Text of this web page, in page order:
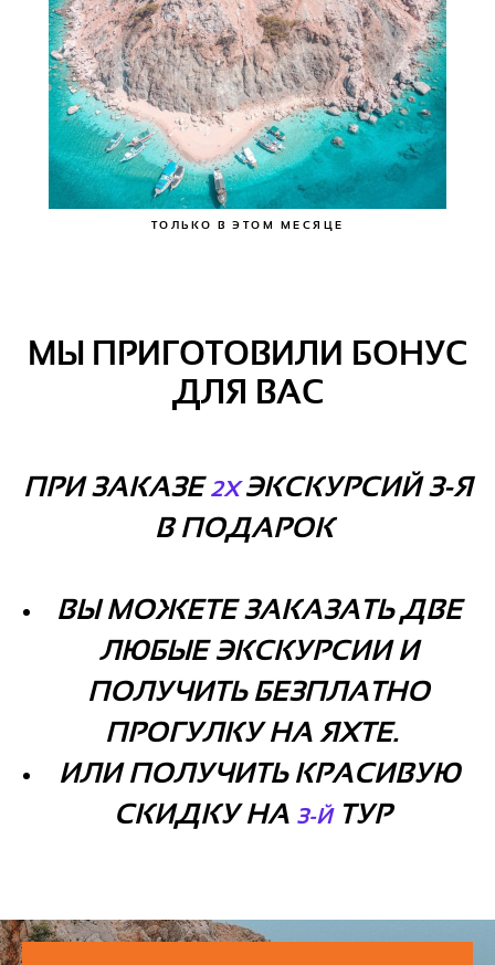
ТОЛЬКО В ЭТОМ МЕСЯЦЕ
МЫ ПРИГОТОВИЛИ БОНУС
ДЛЯ ВАС
ПРИ ЗАКАЗЕ2ХЭКСКУРСИЙ 3-Я
В ПОДАРОК
ВЫ МОЖЕТЕ ЗАКАЗАТЬ ДВЕ
ЛЮБЫЕ ЭКСКУРСИИ И
ПОЛУЧИТЬ БЕЗПЛАТНО
ПРОГУЛКУ НА ЯХТЕ.
ИЛИ ПОЛУЧИТЬ КРАСИВУЮ
СКИДКУ НА 3-Й ТУР